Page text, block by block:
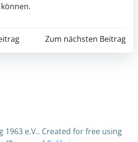
Post
Zum nächsten Beitrag
1963 e.V.. Created for free using